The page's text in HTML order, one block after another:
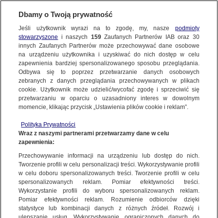
BIURO REKLAMY TVN MEDIA
DO POBRANIA - OFERTA
OGÓLNE
Polityka Handlowa
Telewizyjnych TVN
Media 2026
TVN Media
Commercial Policy of
Television Programs
2026
List Zarządu TVN Media wraz z raportem
PricewaterhouseCoopers za 12 miesięcy 2022
Dbamy o Twoją prywatność
Jeśli użytkownik wyrazi na to zgodę, my, nasze podmioty
stowarzyszone i naszych 159Zaufanych Partnerów IAB oraz 30
innych Zaufanych Partnerów może przechowywać dane osobowe
na urządzeniu użytkownika i uzyskiwać do nich dostęp w celu
zapewnienia bardziej spersonalizowanego sposobu przeglądania.
Odbywa się to poprzez przetwarzanie danych osobowych
zebranych z danych przeglądania przechowywanych w plikach
cookie. Użytkownik może udzielić/wycofać zgodę i sprzeciwić się
przetwarzaniu w oparciu o uzasadniony interes w dowolnym
momencie, klikając przycisk „Ustawienia plików cookie i reklam”.
Polityka Prywatności
Wraz z naszymi partnerami przetwarzamy dane w celu
zapewnienia:
Przechowywanie informacji na urządzeniu lub dostęp do nich.
Tworzenie profili w celu personalizacji treści. Wykorzystywanie profili
w celu doboru spersonalizowanych treści. Tworzenie profili w celu
spersonalizowanych reklam. Pomiar efektywności treści.
Wykorzystanie profili do wyboru spersonalizowanych reklam.
Pomiar efektywności reklam. Rozumienie odbiorców dzięki
statystyce lub kombinacji danych z różnych źródeł. Rozwój i